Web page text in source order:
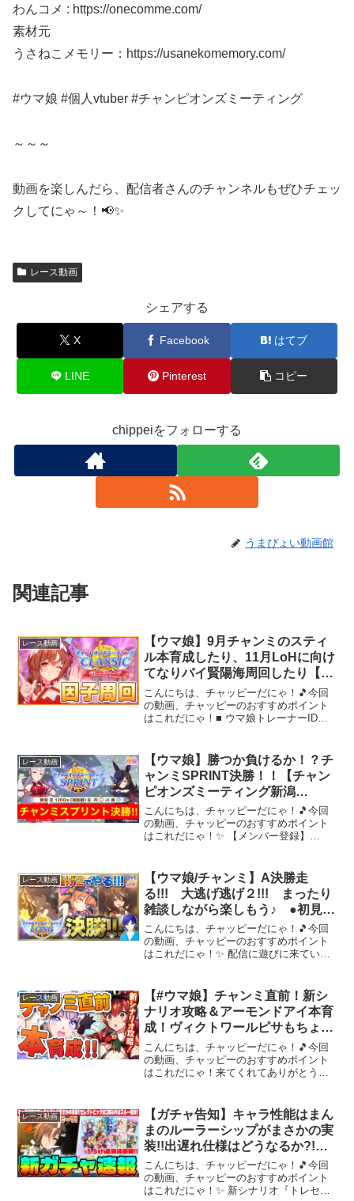
わんコメ : https://onecomme.com/
素材元
うさねこメモリー：https://usanekomemory.com/
#ウマ娘 #個人vtuber #チャンピオンズミーティング
～～～
動画を楽しんだら、配信者さんのチャンネルもぜひチェッ
クしてにゃ～！📢✨
レース動画
シェアする
X Facebook はてブ
LINE Pinterest コピー
chippeiをフォローする
うまぴょい動画館
関連記事
レース動画
【ウマ娘】9月チャンミのスティ
ル本育成したり、11月LoHに向け
てなりバイ賢陽海周回したり【チ
ャンピオンズミーティング
CLASICC 京都2000m】
こんにちは、チャッピーだにゃ！🎵今回
の動画、チャッピーのおすすめポイント
はこれだにゃ！■ ウマ娘トレーナーID：
ちら：★ スポンサー・デフォルメ屋 ...
レース動画
【ウマ娘】勝つか負けるか！？チ
ャンミSPRINT決勝！！【チャン
ピオンズミーティング新潟
1200m】
こんにちは、チャッピーだにゃ！🎵今回
の動画、チャッピーのおすすめポイント
はこれだにゃ！✨ 【メンバー登録】
ェックしてにゃ～！📢✨
レース動画
【ウマ娘/チャンミ】A決勝走
る!!! 大逃げ逃げ２!!! まったり
雑談しながら楽しもう♪ ●初見さ
ん歓迎● 【ウマ娘プリティーダ
ービー/Vtuber/個人Vtuber/かめ
め/配信】
こんにちは、チャッピーだにゃ！🎵今回
の動画、チャッピーのおすすめポイント
はこれだにゃ！✨ 配信に遊びに来ていた
価もお願いします！！！------------------...
レース動画
【#ウマ娘】チャンミ直前！新シ
ナリオ攻略＆アーモンドアイ本育
成！ヴィクトワールピサもちょっ
と引いてみたい！！みんなはBC
コツ掴んだ？【#Vtuber /#紅乃み
やこ /#育成 】
こんにちは、チャッピーだにゃ！🎵今回
の動画、チャッピーのおすすめポイント
はこれだにゃ！来てくれてありがとう！
配信視聴時のお願いごとを下↓に記載して
いるのでチェック...
レース動画
【ガチャ告知】キャラ性能はまん
まのルーラーシップがまさかの実
装!!出遅れ仕様はどうなるか?!セ
レクトピックは2強以外はスルー
推奨!! #ルーラーシップ #ラー
メンシナリオ #ウマ娘
こんにちは、チャッピーだにゃ！🎵今回
の動画、チャッピーのおすすめポイント
はこれだにゃ！✨ 新シナリオ『トレセン